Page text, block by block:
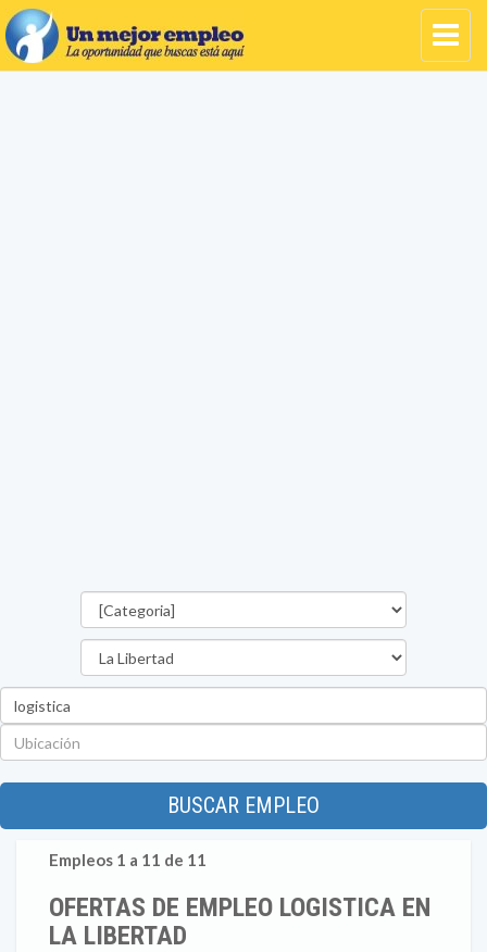
BUSCAR EMPLEO
Empleos 1 a 11 de 11
OFERTAS DE EMPLEO LOGISTICA EN
LA LIBERTAD